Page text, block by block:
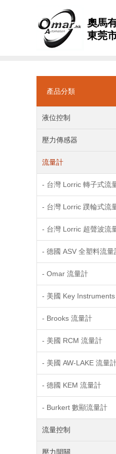
奧馬
東莞
產品分類
液位控制
壓力傳感器
流量計
- 台灣 Lorric 轉子式流
- 台灣 Lorric 蹼輪式流
- 台灣 Lorric 超聲波流
- 德國 ASV 全塑料流量
- Omar 流量計
- 美國 Key
- Brooks 流量計
- 美國 RCM 流量計
- 美國 AW-LAKE 流量
- 德國 KEM 流量計
- Burkert 數顯流量計
流量控制
壓力開關